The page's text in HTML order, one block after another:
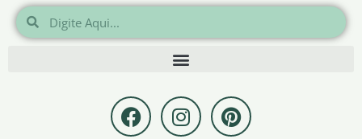
Pesquisar
Pesquisar
F
a
I
n
P
i